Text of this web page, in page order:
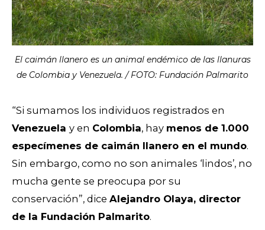
El caimán llanero es un animal endémico de las llanuras
de Colombia y Venezuela. / FOTO: Fundación Palmarito
“Si sumamos los individuos registrados en
Venezuela y en Colombia, hay menos de 1.000
especímenes de caimán llanero en el mundo.
Sin embargo, como no son animales ‘lindos’, no
mucha gente se preocupa por su
conservación”, dice Alejandro Olaya, director
de la Fundación Palmarito.